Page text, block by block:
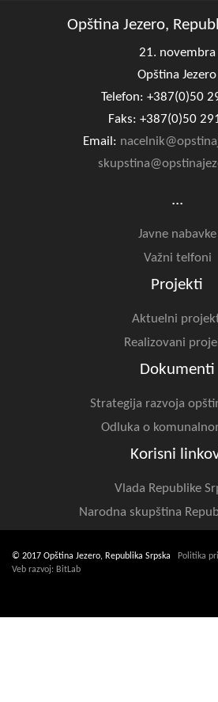
Opština Jezero,
21. novembra
Opština Jezero
Telefon: +387(0)50
Faks: +387(0)50
Email:
...
Javne nabavke
Važni telfoni
Projekti
Aktuelni
Realizovani
Dokumenti
Strategija razvoja
Odluka o
Korisni
Vlada Republike
Narodna skupština
© 2017 Opština Jezero, Republika Srpska Politika
Veb razvoj: BitLab